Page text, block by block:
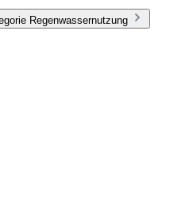
Regenwassernutzung